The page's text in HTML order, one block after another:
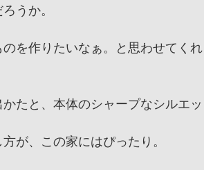
うか。
を作りたいなぁ。と思わせてくれ
たと、本体のシャープなシルエッ
が、この家にはぴったり。